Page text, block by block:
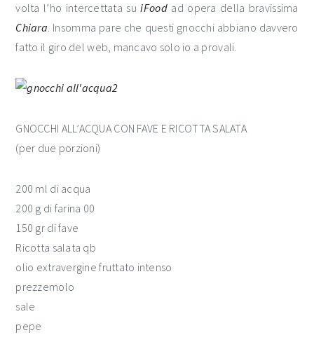
volta l’ho intercettata suiFoodad opera della bravissima
Chiara. Insomma pare che questi gnocchi abbiano davvero
fatto il giro del web, mancavo solo io a provali.
GNOCCHI ALL’ACQUA CON FAVE E RICOTTA SALATA
(per due porzioni)
200 ml di acqua
200 g di farina 00
150 gr di fave
Ricotta salata qb
olio extravergine fruttato intenso
prezzemolo
sale
pepe